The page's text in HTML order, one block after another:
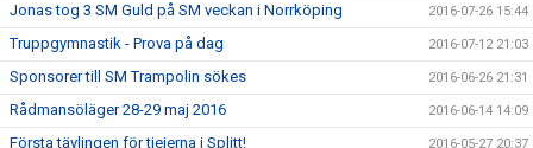
Jonas tog 3 SM Guld på SM veckan i Norrköping 2016-07-26 15:44
Truppgymnastik - Prova på dag 2016-07-12 21:03
Sponsorer till SM Trampolin sökes 2016-06-26 21:31
Rådmansöläger 28-29 maj 2016 2016-06-14 14:09
Första tävlingen för tjejerna i Splitt! 2016-05-27 20:37